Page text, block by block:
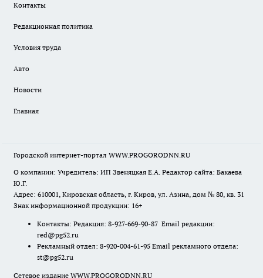
Контакты
Редакционная политика
Условия труда
Авто
Новости
Главная
Городской интернет-портал WWW.PROGORODNN.RU
О компании: Учредитель: ИП Звеняцкая Е.А. Редактор сайта: Бакаева
Ю.Г.
Адрес: 610001, Кировская область, г. Киров, ул. Азина, дом № 80, кв. 31
Знак информационной продукции: 16+
Контакты: Редакция: 8-927-669-90-87 Email редакции:
red@pg52.ru
Рекламный отдел: 8-920-004-61-95 Email рекламного отдела:
st@pg52.ru
Сетевое издание WWW.PROGORODNN.RU